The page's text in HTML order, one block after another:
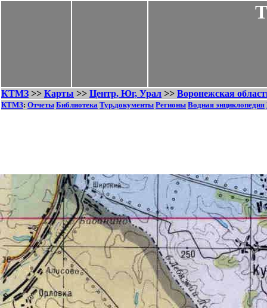
КТМЗ >> Карты >> Центр, Юг, Урал >> Воронежская
КТМЗ: Отчеты Библиотека Тур.документы Регионы Водная энциклопедия